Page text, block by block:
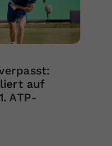
auf
ATP-